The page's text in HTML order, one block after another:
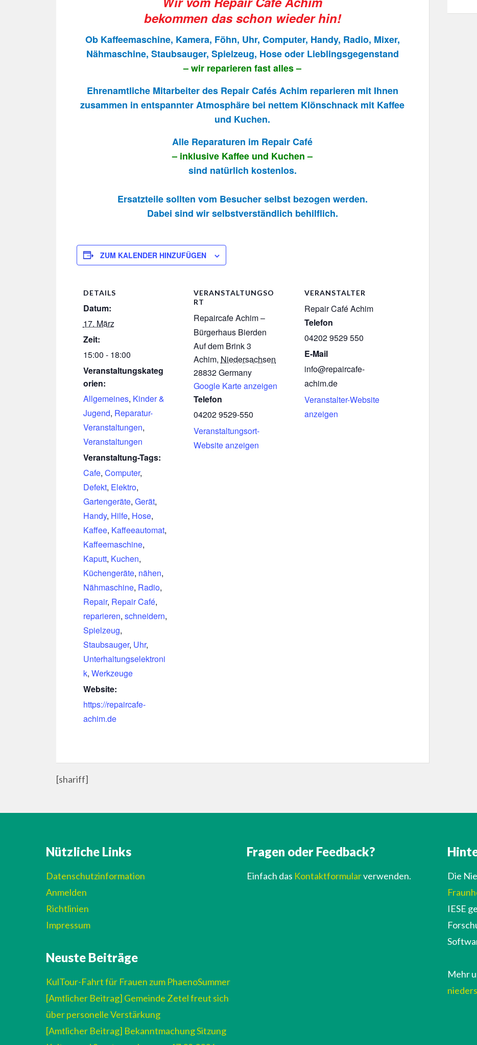
bekommen das schon wieder hin!
Ob Kaffeemaschine, Kamera, Föhn, Uhr, Computer, Handy, Radio, Mixer,
Nähmaschine, Staubsauger, Spielzeug, Hose oder Lieblingsgegenstand
– wir reparieren fast alles –
Ehrenamtliche Mitarbeiter des Repair Cafés Achim reparieren mit Ihnen
zusammen in entspannter Atmosphäre bei nettem Klönschnack mit Kaffee
und Kuchen.
Alle Reparaturen im Repair Café
– inklusive Kaffee und Kuchen –
sind natürlich kostenlos.
Ersatzteile sollten vom Besucher selbst bezogen werden.
Dabei sind wir selbstverständlich behilflich.
ZUM KALENDER HINZUFÜGEN
DETAILS
Datum:
17. März
Zeit:
15:00 - 18:00
Veranstaltungskateg
orien:
Allgemeines, Kinder &
Jugend, Reparatur-
Veranstaltungen,
Veranstaltungen
Veranstaltung-Tags:
Cafe, Computer,
Defekt, Elektro,
Gartengeräte, Gerät,
Handy, Hilfe, Hose,
Kaffee, Kaffeeautomat,
Kaffeemaschine,
Kaputt, Kuchen,
Küchengeräte, nähen,
Nähmaschine, Radio,
Repair, Repair Café,
reparieren, schneidern,
Spielzeug,
Staubsauger, Uhr,
Unterhaltungselektroni
k, Werkzeuge
Website:
https://repaircafe-
achim.de
VERANSTALTUNGSO
RT
Repaircafe Achim –
Bürgerhaus Bierden
Auf dem Brink 3
Achim, Niedersachsen
28832Germany
Google Karte anzeigen
Telefon
04202 9529-550
Veranstaltungsort-
Website anzeigen
VERANSTALTER
Repair Café Achim
Telefon
04202 9529 550
E-Mail
info@repaircafe-
achim.de
Veranstalter-Website
anzeigen
[shariff]
Nützliche Links
Datenschutzinformation
Anmelden
Richtlinien
Impressum
Neuste Beiträge
KulTour-Fahrt für Frauen zum PhaenoSummer
[Amtlicher Beitrag] Gemeinde Zetel freut sich
über personelle Verstärkung
[Amtlicher Beitrag] Bekanntmachung Sitzung
Fragen oder Feedback?
Einfach das Kontaktformularverwenden.
Die
IESE
Mehr